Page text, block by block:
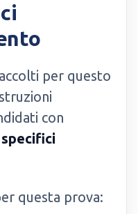
per questo
con
questa prova: